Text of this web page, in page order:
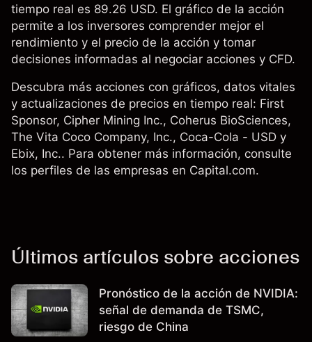
tiempo real es 89.26 USD. El gráfico de la acción
permite a los inversores comprender mejor el
rendimiento y el precio de la acción y tomar
decisiones informadas al negociar acciones y CFD.
Descubra más acciones con gráficos, datos vitales
y actualizaciones de precios en tiempo real: First
Sponsor, Cipher Mining Inc., Coherus BioSciences,
The Vita Coco Company, Inc., Coca-Cola - USD y
Ebix, Inc.. Para obtener más información, consulte
los perfiles de las empresas en Capital.com.
Últimos artículos sobre acciones
Pronóstico de la acción de NVIDIA:
señal de demanda de TSMC,
riesgo de China